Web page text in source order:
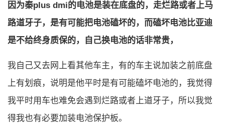
因为秦plus dmi的电池是装在底盘的，走烂路或者上马
路道牙子，是有可能把电池磕坏的，而磕坏电池比亚迪
是不给终身质保的，自己换电池的话非常贵，
我自己又去网上看其他车主，有的车主说加装之前底盘
上有划痕，说明是他平时是有可能磕坏电池的，我觉得
我平时用车也难免会遇到烂路或者上道牙子，所以我觉
得我也有必要加装电池保护板。